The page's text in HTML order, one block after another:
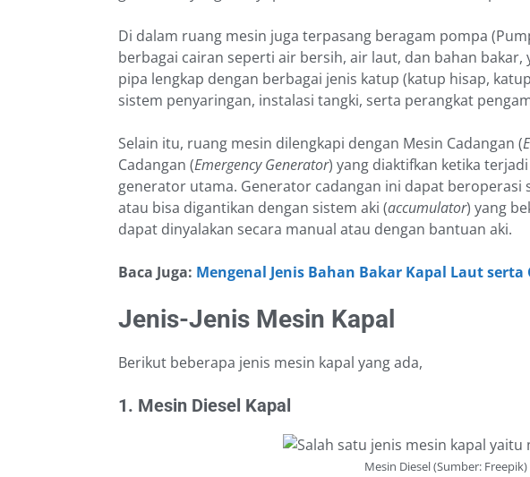
Di dalam ruang mesin juga terpasang beragam pompa
berbagai cairan seperti air bersih, air laut, dan bahan
pipa lengkap dengan berbagai jenis katup (katup hisap,
sistem penyaringan, instalasi tangki, serta perangkat
Selain itu, ruang mesin dilengkapi dengan Mesin Cadangan (
Cadangan (Emergency Generator) yang diaktifkan ketika
generator utama. Generator cadangan ini dapat beroperasi
atau bisa digantikan dengan sistem aki (accumulator) yang
dapat dinyalakan secara manual atau dengan bantuan aki.
Baca Juga: Mengenal Jenis Bahan Bakar Kapal Laut serta
Jenis-Jenis Mesin Kapal
Berikut beberapa jenis mesin kapal yang ada,
1. Mesin Diesel Kapal
Mesin Diesel (Sumber: Freepik)